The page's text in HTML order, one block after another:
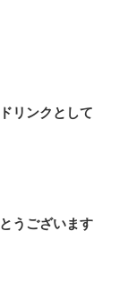
リンクとして
うございます